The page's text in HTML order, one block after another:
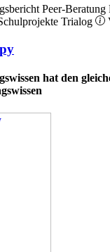
Peer-Beratung
Trialog
hat den